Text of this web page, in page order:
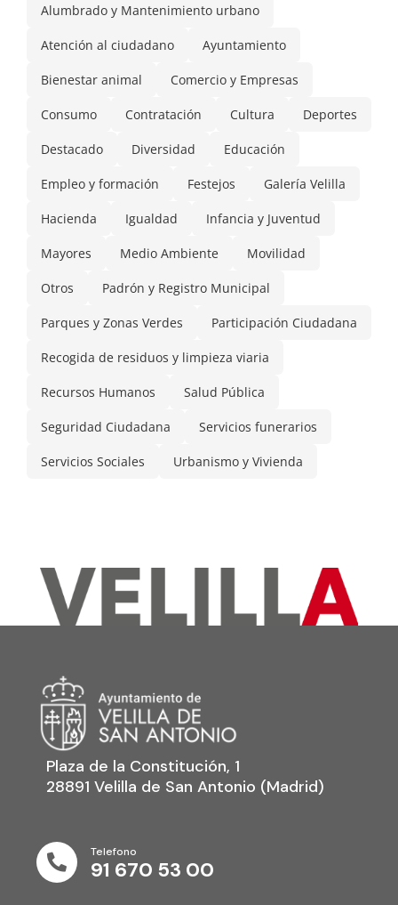
Alumbrado y Mantenimiento urbano
Atención al ciudadano Ayuntamiento
Bienestar animal Comercio y Empresas
Consumo Contratación Cultura Deportes
Destacado Diversidad Educación
Empleo y formación Festejos Galería Velilla
Hacienda Igualdad Infancia y Juventud
Mayores Medio Ambiente Movilidad
Otros Padrón y Registro Municipal
Parques y Zonas Verdes Participación Ciudadana
Recogida de residuos y limpieza viaria
Recursos Humanos Salud Pública
Seguridad Ciudadana Servicios funerarios
Servicios Sociales Urbanismo y Vivienda
Plaza de la Constitución, 1
28891 Velilla de San Antonio (Madrid)

Telefono
91 670 53 00